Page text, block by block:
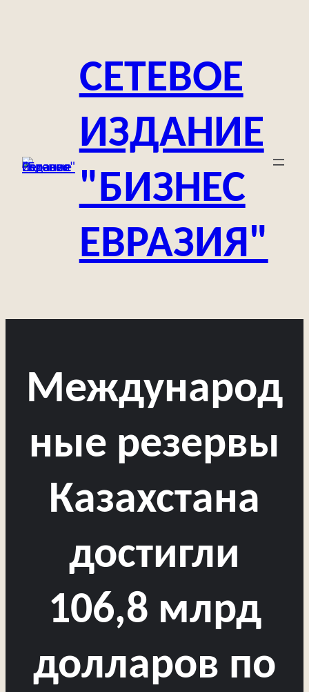
содержимомуСЕТЕВОЕ
ИЗДАНИЕ
"БИЗНЕС
ЕВРАЗИЯ"
Международ
ные резервы
Казахстана
достигли
106,8 млрд
долларов по